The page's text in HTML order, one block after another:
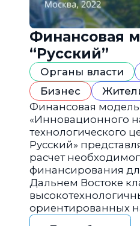
Финансовая
“Русский”
Органы власти
Бизнес
Финансовая модель
«Инновационного
технологического
Русский»
расчет
финансирования
Дальнем Востоке
ориентированных